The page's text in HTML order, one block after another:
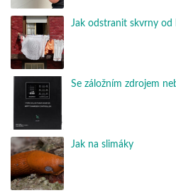
Jak odstranit skvrny
Se záložním zdrojem
Jak na slimáky